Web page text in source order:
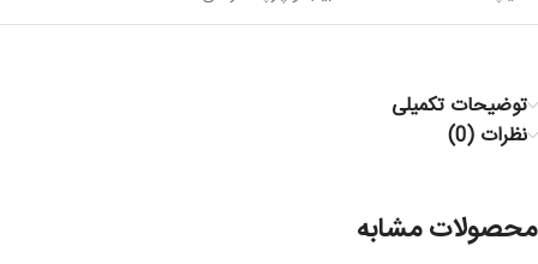
توضیحات تکمیلی
نظرات (0)
محصولات مشابه